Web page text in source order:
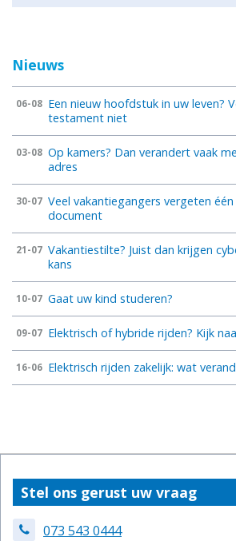
Nieuws
06-08 Een nieuw hoofdstuk in uw leven?
testament niet
03-08 Op kamers? Dan verandert vaak
adres
30-07 Veel vakantiegangers vergeten
document
21-07 Vakantiestilte? Juist dan krijgen
kans
10-07 Gaat uw kind studeren?
09-07 Elektrisch of hybride rijden? Kijk
16-06 Elektrisch rijden zakelijk: wat
Stel ons gerust uw vraag
073 543 0444